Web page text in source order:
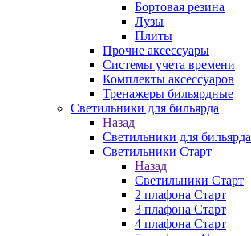
Бортовая резина
Лузы
Плиты
Прочие аксессуары
Системы учета времени
Комплекты аксессуаров
Тренажеры бильярдные
Светильники для бильярда
Назад
Светильники для бильярда
Светильники Старт
Назад
Светильники Старт
2 плафона Старт
3 плафона Старт
4 плафона Старт